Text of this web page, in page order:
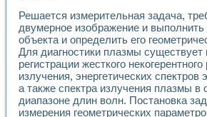
Микрозондовая система для
Метод траекторий в
Промышленная автоматизация
Автоматизация
Использование систем
Исследование
Применение LabVIEW при
Разработка виртуальных
Решается измерительная задача,
двумерное изображение и
объекта и определить его
Для диагностики плазмы существует
регистрации жесткого некогерентного
излучения, энергетических спектров
а также спектра излучения плазмы в
диапазоне длин волн. Постановка
измерения геометрических